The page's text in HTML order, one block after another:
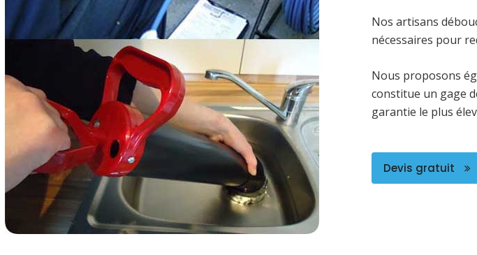
Nos artisans
nécessaires pour
Nous proposons
constitue un gage
garantie le plus
Devis gratuit